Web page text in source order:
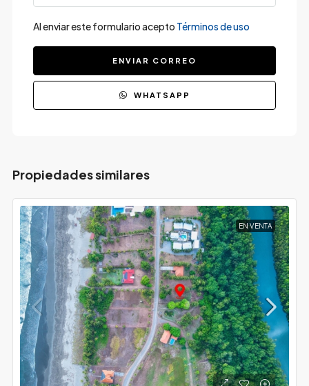
Al enviar este formulario acepto Términos de uso
ENVIAR CORREO
WHATSAPP
Propiedades similares
EN VENTA